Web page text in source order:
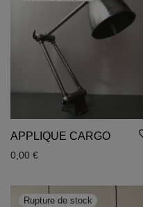
APPLIQUE CARGO
0,00 €